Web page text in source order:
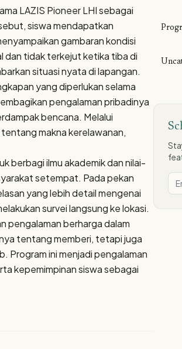
LAZIS Pioneer LHI sebagai
siswa mendapatkan
gambaran kondisi
dan tidak terkejut ketika tiba di
situasi nyata di lapangan.
yang diperlukan selama
pengalaman pribadinya
bencana. Melalui
makna kerelawanan,
berbagi ilmu akademik dan nilai-
setempat. Pada pekan
yang lebih detail mengenai
survei langsung ke lokasi.
pengalaman berharga dalam
tentang memberi, tetapi juga
Program ini menjadi pengalaman
kepemimpinan siswa sebagai